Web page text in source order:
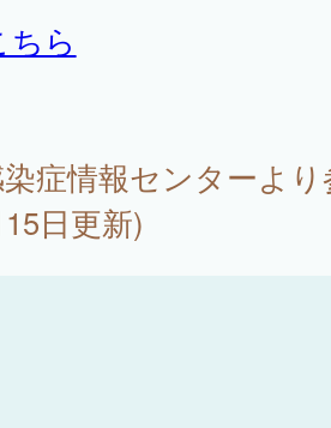
ら
染症情報センターよ
日更新)